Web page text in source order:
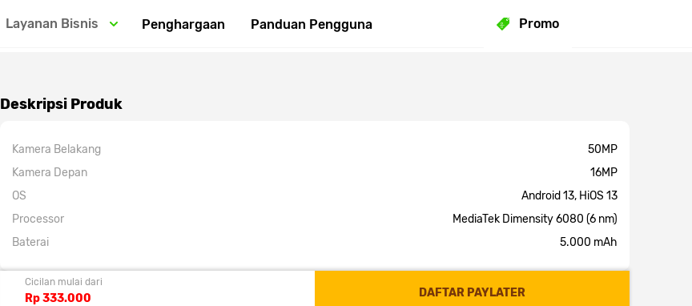
Layanan Bisnis Penghargaan Panduan Pengguna Promo
Deskripsi Produk
Kamera Belakang
50MP
Kamera Depan
16MP
OS
Android 13, HiOS 13
Processor
MediaTek Dimensity 6080 (6 nm)
Baterai
5.000 mAh
Cicilan mulai dari
Rp 333.000 DAFTAR PAYLATER